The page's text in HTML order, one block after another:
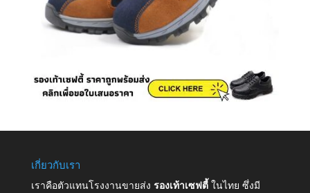
เกี่ยวกับเรา
เราคือตัวแทนโรงงานขายส่ง รองเท้าเซฟตี้ ในไทย ซึ่งมี